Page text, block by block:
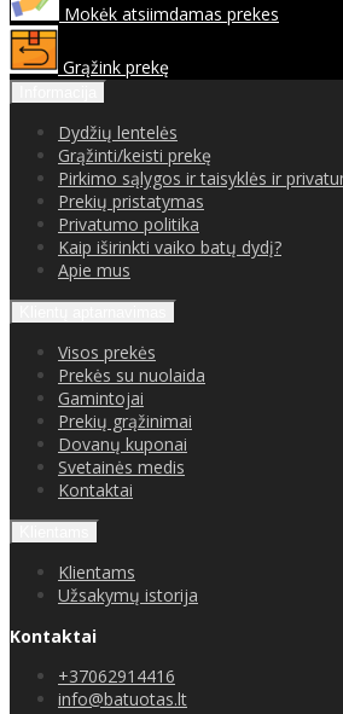
Mokėk atsiimdamas prekes
Grąžink prekę
Dydžių lentelės
Grąžinti/keisti prekę
Pirkimo sąlygos ir taisyklės ir
Prekių pristatymas
Privatumo politika
Kaip iširinkti vaiko batų dydį?
Apie mus
Visos prekės
Prekės su nuolaida
Gamintojai
Prekių grąžinimai
Dovanų kuponai
Svetainės medis
Kontaktai
Klientams
Užsakymų istorija
Kontaktai
+37062914416
info@batuotas.lt